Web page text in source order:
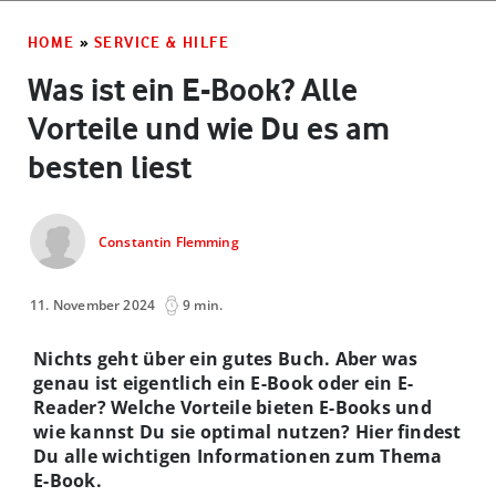
HOME » SERVICE & HILFE
Was ist ein E-Book? Alle
Vorteile und wie Du es am
besten liest
Constantin Flemming
11. November 2024 9 min.
Nichts geht über ein gutes Buch. Aber was
genau ist eigentlich ein E-Book oder ein E-
Reader? Welche Vorteile bieten E-Books und
wie kannst Du sie optimal nutzen? Hier findest
Du alle wichtigen Informationen zum Thema
E-Book.